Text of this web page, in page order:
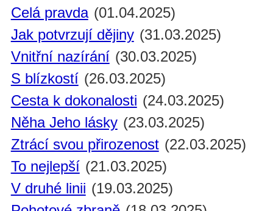
Celá pravda (01.04.2025)
Jak potvrzují dějiny (31.03.2025)
Vnitřní nazírání (30.03.2025)
S blízkostí (26.03.2025)
Cesta k dokonalosti (24.03.2025)
Něha Jeho lásky (23.03.2025)
Ztrácí svou přirozenost (22.03.2025)
To nejlepší (21.03.2025)
V druhé linii (19.03.2025)